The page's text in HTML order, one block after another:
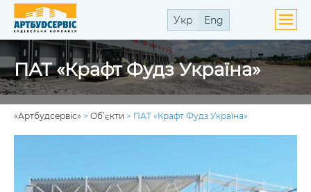
Укр Eng
ПАТ «Крафт Фудз Україна»
«Артбудсервіс» >Об’єкти > ПАТ «Крафт Фудз Україна»